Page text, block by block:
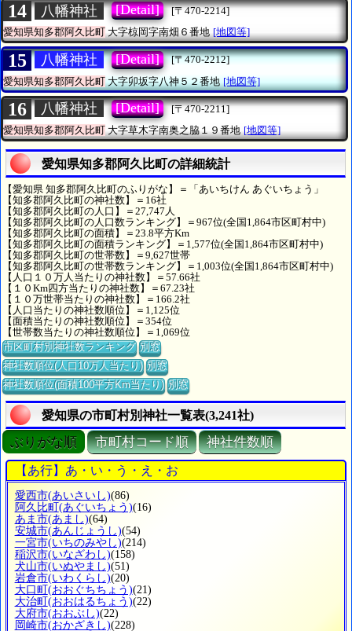
14 八幡神社 [Detail]
[〒470-2214]
愛知県知多郡阿久比町大字椋岡字南畑６番地 [地図等]
15 八幡神社 [Detail]
[〒470-2212]
愛知県知多郡阿久比町大字卯坂字八神５２番地 [地図等]
16 八幡神社 [Detail]
[〒470-2211]
愛知県知多郡阿久比町 大字草木字南奥之脇１９番地 [地図等]
愛知県知多郡阿久比町の詳細統計
【愛知県 知多郡阿久比町のふりがな】＝「あいちけん あぐいちょう」
【知多郡阿久比町の神社数】＝16社
【知多郡阿久比町の人口】＝27,747人
【知多郡阿久比町の人口数ランキング】＝967位(全国1,864市区町村中)
【知多郡阿久比町の面積】＝23.8平方Km
【知多郡阿久比町の面積ランキング】＝1,577位(全国1,864市区町村中)
【知多郡阿久比町の世帯数】＝9,627世帯
【知多郡阿久比町の世帯数ランキング】＝1,003位(全国1,864市区町村中)
【人口１０万人当たりの神社数】＝57.66社
【１０Km四方当たりの神社数】＝67.23社
【１０万世帯当たりの神社数】＝166.2社
【人口当たりの神社数順位】＝1,125位
【面積当たりの神社数順位】＝354位
【世帯数当たりの神社数順位】＝1,069位
市区町村別神社数ランキング 別窓
神社数順位(人口10万人当たり) 別窓
神社数順位(面積100平方Km当たり) 別窓
愛知県の市町村別神社一覧表(3,241社)
ぶりがな順 市町村コード順 神社件数順
【あ行】あ・い・う・え・お
愛西市(あいさいし)(86)
阿久比町(あぐいちょう)(16)
あま市(あまし)(64)
安城市(あんじょうし)(54)
一宮市(いちのみやし)(214)
稲沢市(いなざわし)(158)
犬山市(いぬやまし)(51)
岩倉市(いわくらし)(20)
大口町(おおぐちちょう)(21)
大治町(おおはるちょう)(22)
大府市(おおぶし)(22)
岡崎市(おかざきし)(228)